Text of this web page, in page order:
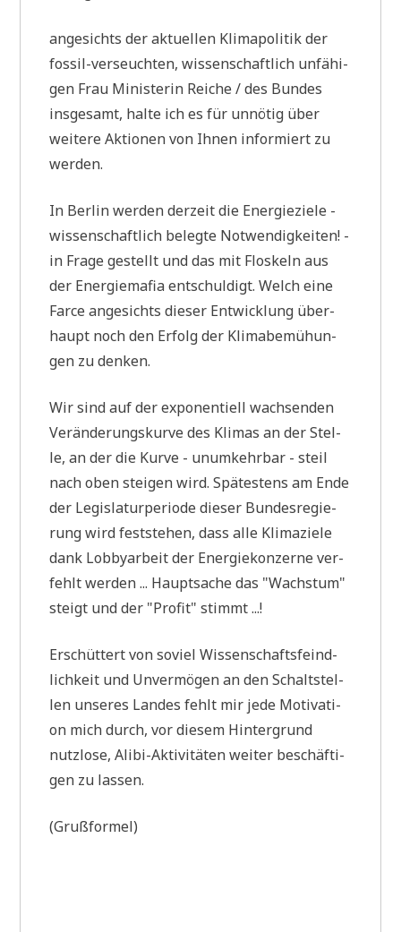
ange­sichts der aktu­el­len Kli­ma­po­li­tik der
fos­sil-ver­seuch­ten, wis­sen­schaft­lich unfä­hi­
gen Frau Mini­ste­rin Rei­che / des Bun­des
ins­ge­samt, hal­te ich es für unnö­tig über
wei­te­re Aktio­nen von Ihnen infor­miert zu
werden.
In Ber­lin wer­den der­zeit die Ener­gie­zie­le -
wis­sen­schaft­lich beleg­te Not­wen­dig­kei­ten! -
in Fra­ge gestellt und das mit Flos­keln aus
der Ener­gie­ma­fia ent­schul­digt. Welch eine
Far­ce ange­sichts die­ser Ent­wick­lung über­
haupt noch den Erfolg der Kli­ma­be­mü­hun­
gen zu denken.
Wir sind auf der expo­nen­ti­ell wach­sen­den
Ver­än­de­rungs­kur­ve des Kli­mas an der Stel­
le, an der die Kur­ve - unum­kehr­bar - steil
nach oben stei­gen wird. Spä­te­stens am Ende
der Legis­la­tur­pe­ri­ode die­ser Bun­des­re­gie­
rung wird fest­ste­hen, dass alle Kli­ma­zie­le
dank Lob­by­ar­beit der Ener­gie­kon­zer­ne ver­
fehlt wer­den ... Haupt­sa­che das "Wachs­tum"
steigt und der "Pro­fit" stimmt ...!
Erschüt­tert von soviel Wis­sen­schafts­feind­
lich­keit und Unver­mö­gen an den Schalt­stel­
len unse­res Lan­des fehlt mir jede Moti­va­ti­
on mich durch, vor die­sem Hin­ter­grund
nutz­lo­se, Ali­bi-Akti­vi­tä­ten wei­ter beschäf­ti­
gen zu lassen.
(Gruß­for­mel)